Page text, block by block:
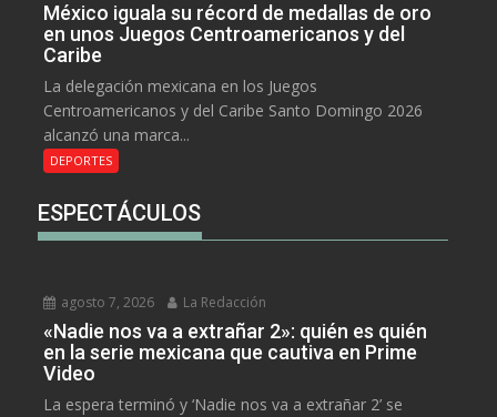
México iguala su récord de medallas de oro
en unos Juegos Centroamericanos y del
Caribe
La delegación mexicana en los Juegos
Centroamericanos y del Caribe Santo Domingo 2026
alcanzó una marca...
DEPORTES
ESPECTÁCULOS
agosto 7, 2026 La Redacción
«Nadie nos va a extrañar 2»: quién es quién
en la serie mexicana que cautiva en Prime
Video
La espera terminó y ‘Nadie nos va a extrañar 2’ se